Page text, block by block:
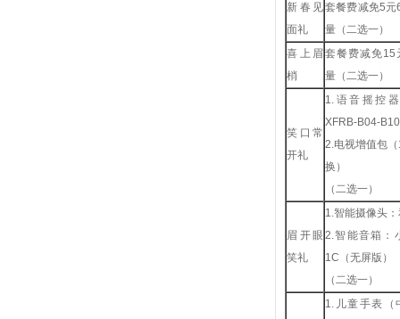
新春见
面礼
套餐费减免5元
量（二选一）
喜上眉
梢
套餐费减免15
量（二选一）
笑口常
开礼
1. 语音摇控
XFRB-B04-
2.电视增值包（
换）
（二选一）
眉开眼
笑礼
1.智能摄像头
2.智能音箱：
1C （无屏版）
（二选一）
1. 儿童手表（